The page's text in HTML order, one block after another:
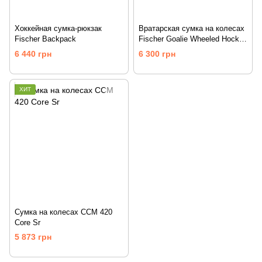
Хоккейная сумка-рюкзак
Fischer Backpack
6 440 грн
Вратарская сумка на колесах
Fischer Goalie Wheeled Hockey
Bag Sr
6 300 грн
ХИТ
Сумка на колесах CCM 420
Core Sr
5 873 грн